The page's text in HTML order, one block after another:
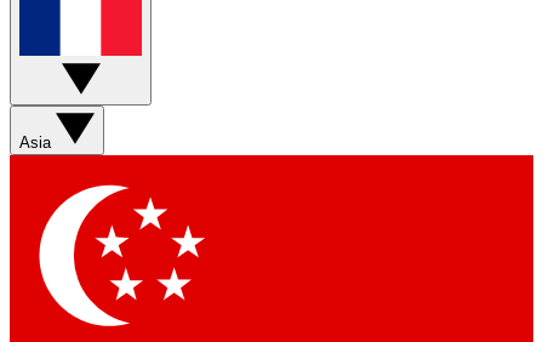
Asia